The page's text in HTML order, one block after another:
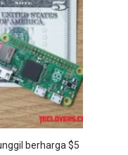
berharga $5